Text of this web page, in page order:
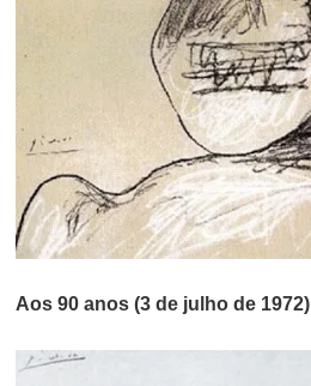
Aos 90 anos (3 de julho de 1972)